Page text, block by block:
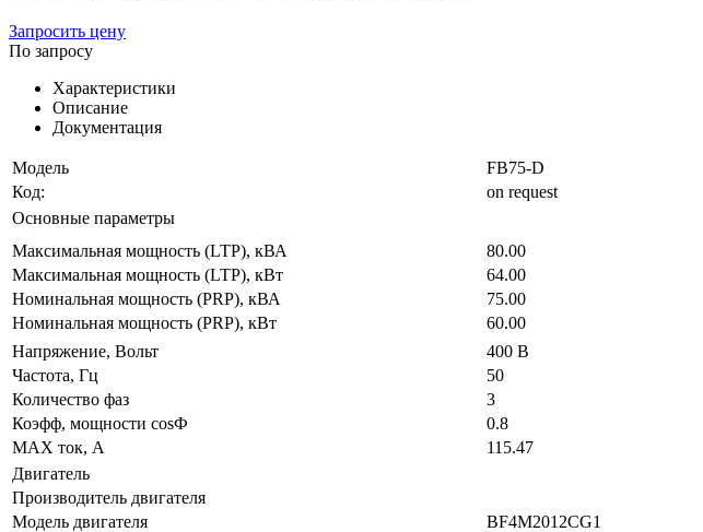
Запросить цену
По запросу
Характеристики
Описание
Документация
Модель
FB75-D
Код:
on request
Основные параметры
Максимальная мощность (LTP), кВА
80.00
Максимальная мощность (LTP), кВт
64.00
Номинальная мощность (PRP), кВА
75.00
Номинальная мощность (PRP), кВт
60.00
Напряжение, Вольт
400 В
Частота, Гц
50
Количество фаз
3
Коэфф, мощности cosФ
0.8
MAX ток, А
115.47
Двигатель
Производитель двигателя
Модель двигателя
BF4M2012CG1